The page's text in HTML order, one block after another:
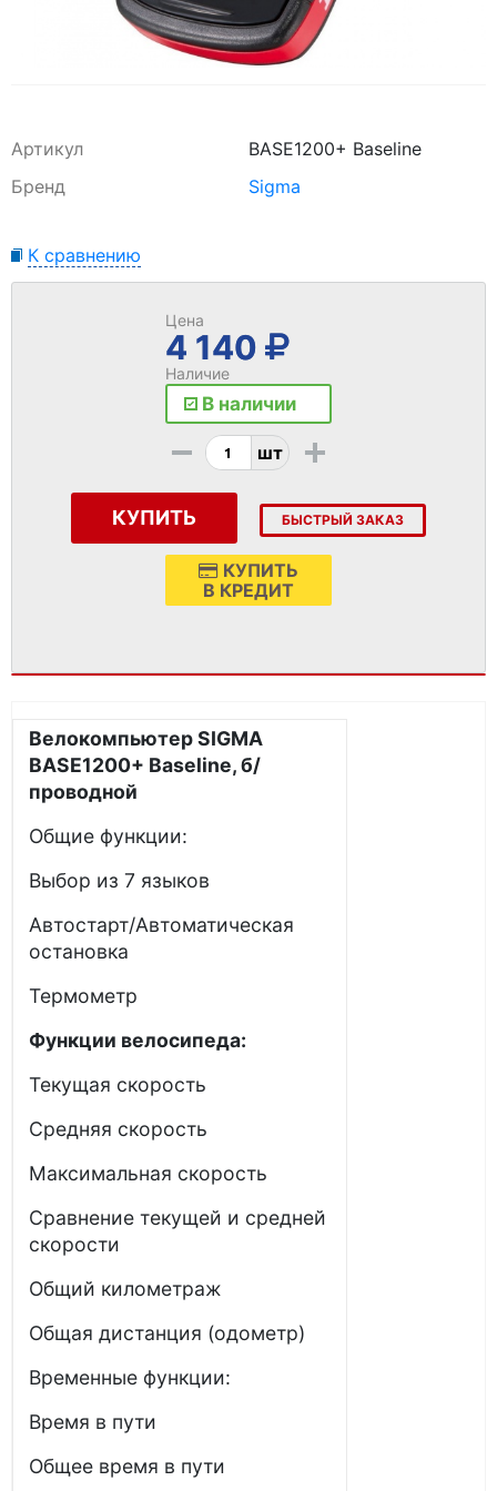
Артикул
BASE1200+ Baseline
Бренд
Sigma
К сравнению
Цена
4 140
Наличие
В наличии
- шт +
КУПИТЬ БЫСТРЫЙ ЗАКАЗ
КУПИТЬ
В КРЕДИТ
Велокомпьютер SIGMA
BASE1200+ Baseline, б/
проводной
Общие функции:
Выбор из 7 языков
Автостарт/Автоматическая
остановка
Термометр
Функции велосипеда:
Текущая скорость
Средняя скорость
Максимальная скорость
Сравнение текущей и средней
скорости
Общий километраж
Общая дистанция (одометр)
Временные функции:
Время в пути
Общее время в пути